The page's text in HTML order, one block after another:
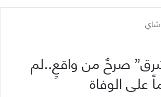
صرحٌ من واقعٍ..لم